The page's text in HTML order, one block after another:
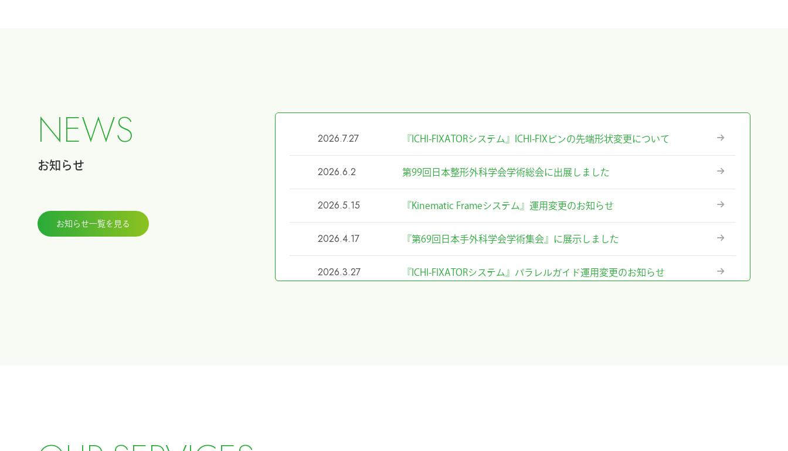
NEWS
お知らせ
お知らせ一覧を見る
2026.7.27 『ICHI-FIXATORシステム』ICHI-FIXピンの先端形状変更について
2026.6.2 第99回日本整形外科学会学術総会に出展しました
2026.5.15 『Kinematic Frameシステム』運用変更のお知らせ
2026.4.17 『第69回日本手外科学会学術集会』に展示しました
2026.3.27 『ICHI-FIXATORシステム』パラレルガイド運用変更のお知らせ